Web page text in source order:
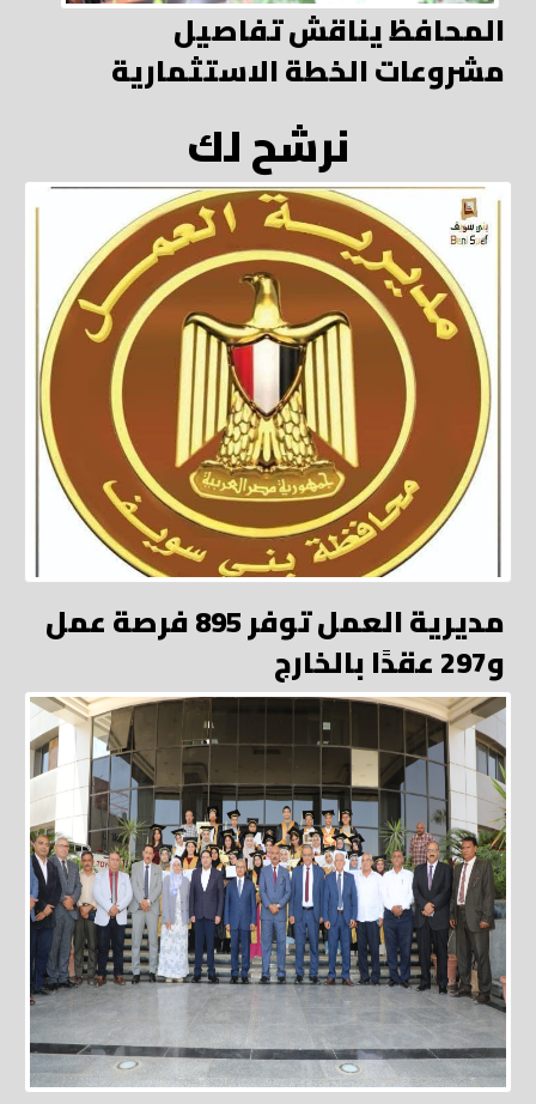
المحافظ يناقش تفاصيل
مشروعات الخطة الاستثمارية
نرشح لك
مديرية العمل توفر 895 فرصة عمل
و297 عقدًا بالخارج